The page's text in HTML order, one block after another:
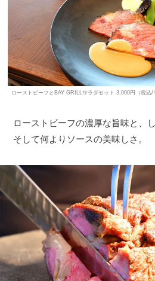
ローストビーフとBAY GRILLサラダセット 3,000円（税込/
ローストビーフの濃厚な旨味と、
そして何よりソースの美味しさ。